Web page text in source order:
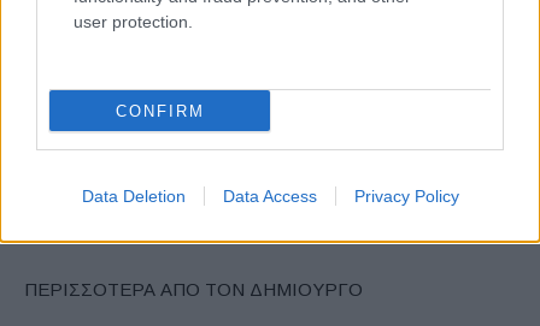
user protection.
CONFIRM
Data Deletion Data Access Privacy Policy
Το Mobility Innovators Forum
της Hyundai
Lime: 5 λανθασμένες
ΠΑΡΟΜΟΙΑ ΑΡΘΡΑ
ΠΕΡΙΣΣΟΤΕΡΑ ΑΠΟ ΤΟΝ ΔΗΜΙΟΥΡΓΟ